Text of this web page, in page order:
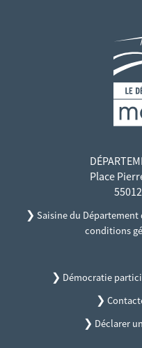
Place
❯ Saisine du Département
conditions
❯ Démocratie
❯
❯ Déclarer